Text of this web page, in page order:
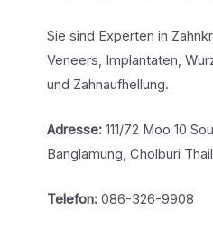
Sie sind Experten in
Veneers, Implantaten,
und Zahnaufhellung.
Adresse:111/72 Moo 10
Banglamung, Cholburi
Telefon:086-326-9908